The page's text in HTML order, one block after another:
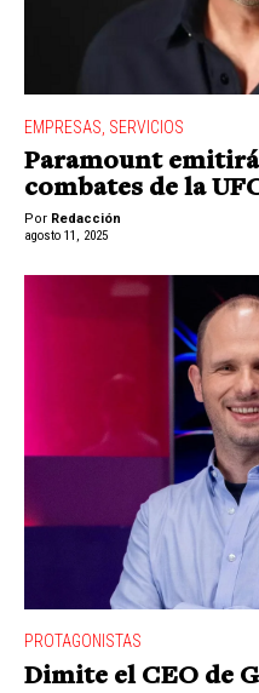
EMPRESAS SERVICIOS
Paramount
combates de la
Por Redacción
agosto 11, 2025
PROTAGONISTAS
Dimite el CEO de